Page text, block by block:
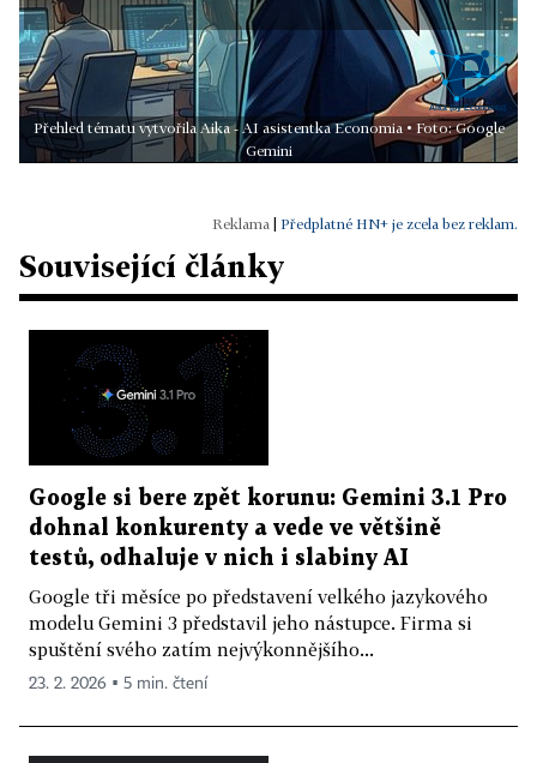
Přehled tématu vytvořila Aika - AI asistentka Economia • Foto: Google
Gemini
Předplatné HN+ je zcela bez reklam.
Související články
Google si bere zpět korunu: Gemini 3.1 Pro
dohnal konkurenty a vede ve většině
testů, odhaluje v nich i slabiny AI
Google tři měsíce po představení velkého jazykového
modelu Gemini 3 představil jeho nástupce. Firma si
spuštění svého zatím nejvýkonnějšího...
23. 2. 2026 ▪ 5 min. čtení